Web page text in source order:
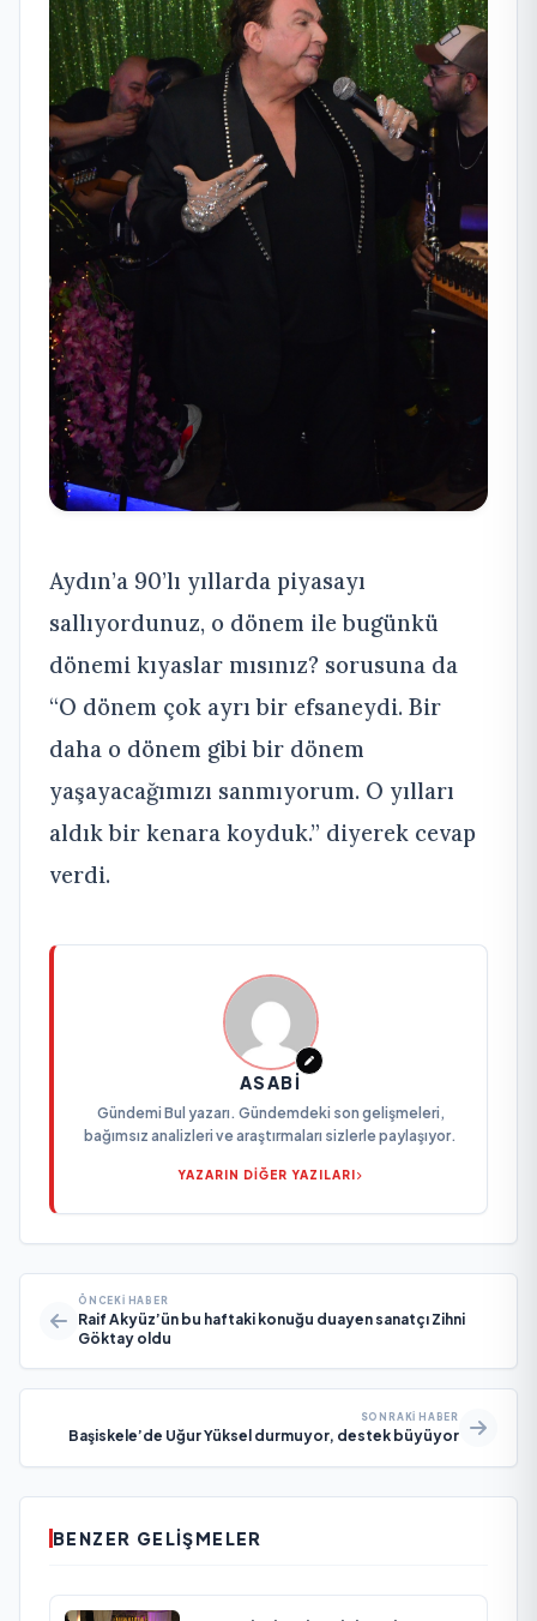
Aydın’a 90’lı yıllarda piyasayı
sallıyordunuz, o dönem ile bugünkü
dönemi kıyaslar mısınız? sorusuna da
“O dönem çok ayrı bir efsaneydi. Bir
daha o dönem gibi bir dönem
yaşayacağımızı sanmıyorum. O yılları
aldık bir kenara koyduk.” diyerek cevap
verdi.
ASABI
Gündemi Bul yazarı. Gündemdeki son gelişmeleri,
bağımsız analizleri ve araştırmaları sizlerle paylaşıyor.
YAZARIN DİĞER YAZILARI
ÖNCEKI HABER
Raif Akyüz’ün bu haftaki konuğu duayen sanatçı Zihni
Göktay oldu
SONRAKI HABER
Başiskele’de Uğur Yüksel durmuyor, destek büyüyor
BENZER GELIŞMELER